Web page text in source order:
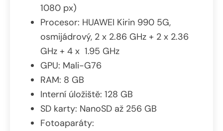
1080 px)
Procesor: HUAWEI Kirin 990 5G,
osmijádrový, 2 x 2.86 GHz + 2 x 2.36
GHz + 4 x 1.95 GHz
GPU: Mali-G76
RAM: 8 GB
Interní úložiště: 128 GB
SD karty: NanoSD až 256 GB
Fotoaparáty: